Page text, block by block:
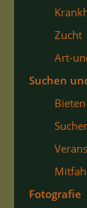
Zucht
Art-
Suchen
Fotografie